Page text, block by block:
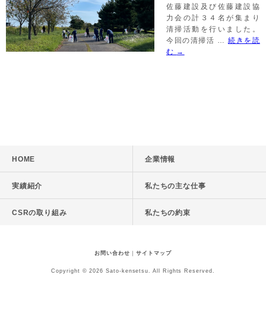
佐藤建設及び佐藤建設協
力会の計３４名が集まり
清掃活動を行いました。
今回の清掃活 … 続きを読
む →
HOME 企業情報
実績紹介 私たちの主な仕事
CSRの取り組み 私たちの約束
お問い合わせ ｜ サイトマップ
Copyright © 2026 Sato-kensetsu. All Rights Reserved.